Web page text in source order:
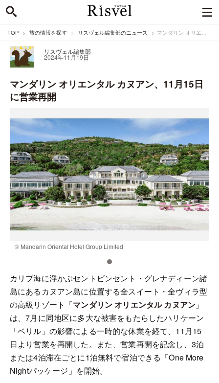
TOP 旅の情報を探す リスヴェル編集部のニュース マンダリン オリエンタル カヌアン、11月15日に営業再開
リスヴェル編集部
2024年11月19日
マンダリン オリエンタル カヌアン、11月15日
に営業再開
© Mandarin Oriental Hotel Group Limited
カリブ海に浮かぶセントビンセント・グレナディーン諸
島にあるカヌアン島に位置する全スイート・全ヴィラ型
の高級リゾート「マンダリン オリエンタル カヌアン 」
は、7月に同地区に多大な被害をもたらしたハリケーン
「ベリル」の影響による一時的な休業を経て、11月15
日より営業を再開した。また、営業再開を記念し、3泊
または4泊滞在ごとに1泊無料で宿泊できる「One More
Nightパッケージ」を開始。